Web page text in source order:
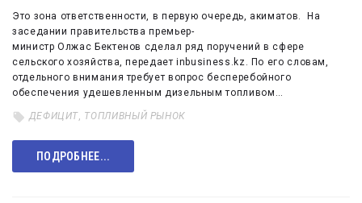
Это зона ответственности, в первую очередь, акиматов. На
заседании правительства премьер-
министр Олжас Бектенов сделал ряд поручений в сфере
сельского хозяйства, передает inbusiness.kz. По его словам,
отдельного внимания требует вопрос бесперебойного
обеспечения удешевленным дизельным топливом…
ДЕФИЦИТ, ТОПЛИВНЫЙ РЫНОК
ПОДРОБНЕЕ...